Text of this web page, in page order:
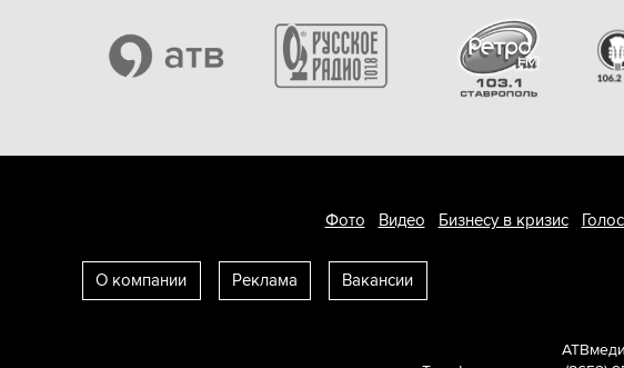
Фото Видео Бизнесу в кризис
О компании Реклама Вакансии